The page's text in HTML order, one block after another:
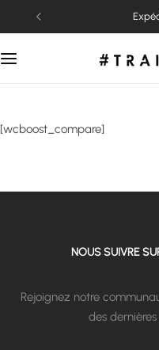
[wcboost_compare]
NOUS SUIVRE
Rejoignez notre
des